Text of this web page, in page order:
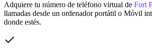
Adquiere tu número de teléfono virtual de Fort
llamadas desde un ordenador portátil o Móvil
donde estés.